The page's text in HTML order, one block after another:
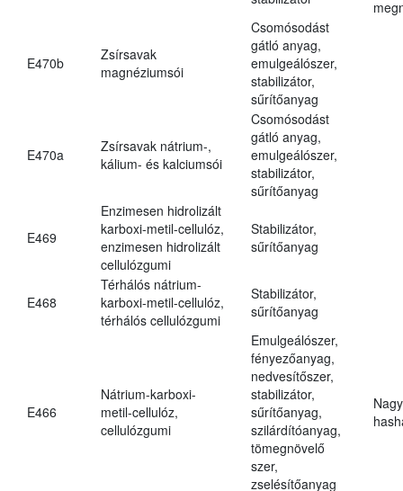
E470b
Zsírsavak
magnéziumsói
Csomósodást
gátló anyag,
emulgeálószer,
stabilizátor,
sűrítőanyag
E470a
Zsírsavak nátrium-,
kálium- és kalciumsói
Csomósodást
gátló anyag,
emulgeálószer,
stabilizátor,
sűrítőanyag
E469
Enzimesen hidrolizált
karboxi-metil-cellulóz,
enzimesen hidrolizált
cellulózgumi
Stabilizátor,
sűrítőanyag
E468
Térhálós nátrium-
karboxi-metil-cellulóz,
térhálós cellulózgumi
Stabilizátor,
sűrítőanyag
E466
Nátrium-karboxi-
metil-cellulóz,
cellulózgumi
Emulgeálószer,
fényezőanyag,
nedvesítőszer,
stabilizátor,
sűrítőanyag,
szilárdítóanyag,
tömegnövelő
szer,
zselésítőanyag